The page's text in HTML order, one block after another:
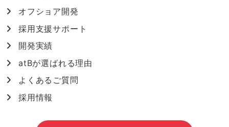
オフショア開発
採用支援サポート
開発実績
atBが選ばれる理由
よくあるご質問
採用情報